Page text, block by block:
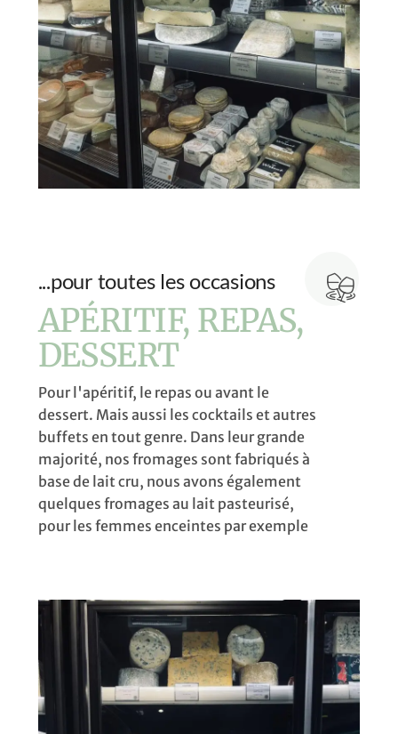
...pour toutes les occasions
APÉRITIF, REPAS,
DESSERT
Pour l'apéritif, le repas ou avant le
dessert. Mais aussi les cocktails et autres
buffets en tout genre. Dans leur grande
majorité, nos fromages sont fabriqués à
base de lait cru, nous avons également
quelques fromages au lait pasteurisé,
pour les femmes enceintes par exemple